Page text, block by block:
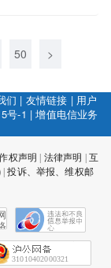
50 >
们 | 友情链接 | 用户
号-1 |增值电信业务
权声明 法律声明
互
|投诉、举报、维权邮
31010402000321